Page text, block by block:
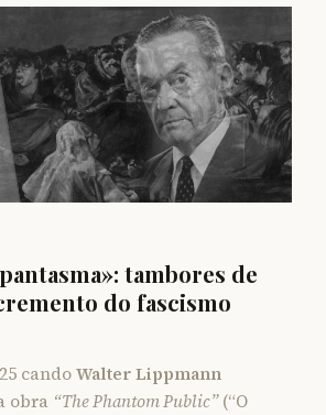
tambores de
do fascismo
candoWalter Lippmann
obra “The Phantom Public”(“O